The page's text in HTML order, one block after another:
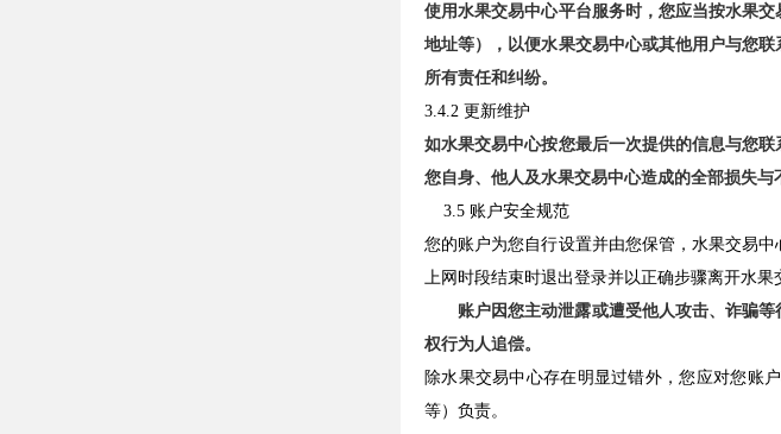
使用水果交易中心平台服务时，您应当按水果
地址等），以便水果交易中心或其他用户与您
所有责任和纠纷。
3.4.2 更新维护
如水果交易中心按您最后一次提供的信息与您
您自身、他人及水果交易中心造成的全部损失与
3.5 账户安全规范
您的账户为您自行设置并由您保管，水果交易
上网时段结束时退出登录并以正确步骤离开水果
账户因您主动泄露或遭受他人攻击、诈骗
权行为人追偿。
除水果交易中心存在明显过错外，您应对您账
等）负责。